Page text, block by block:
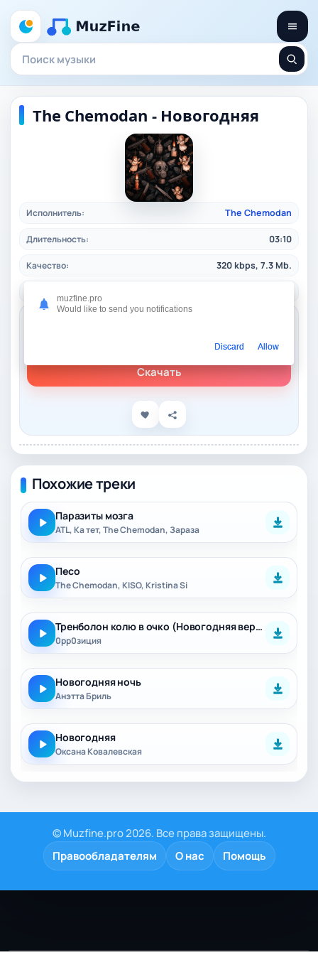
The Chemodan - Новогодняя
Исполнитель: The Chemodan
Длительность: 03:10
Качество: 320 kbps, 7.3 Mb.
Скачать
Похожие треки
Паразиты мозга
ATL, Ка тет, The Chemodan, Зараза
Песо
The Chemodan, KISO, Kristina Si
Тренболон колю в очко (Новогодняя версия)
0pp0зиция
Новогодняя ночь
Анэтта Бриль
Новогодняя
Оксана Ковалевская
© Muzfine.pro 2026. Все права защищены.
Правообладателям
О нас Помощь
muzfine.pro
Would like to send you notifications
Discard Allow